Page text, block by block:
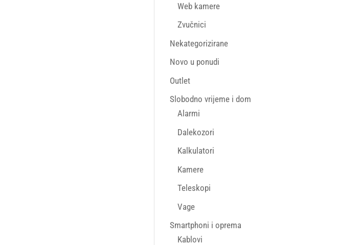
Web kamere
Zvučnici
Nekategorizirane
Novo u ponudi
Outlet
Slobodno vrijeme i dom
Alarmi
Dalekozori
Kalkulatori
Kamere
Teleskopi
Vage
Smartphoni i oprema
Kablovi